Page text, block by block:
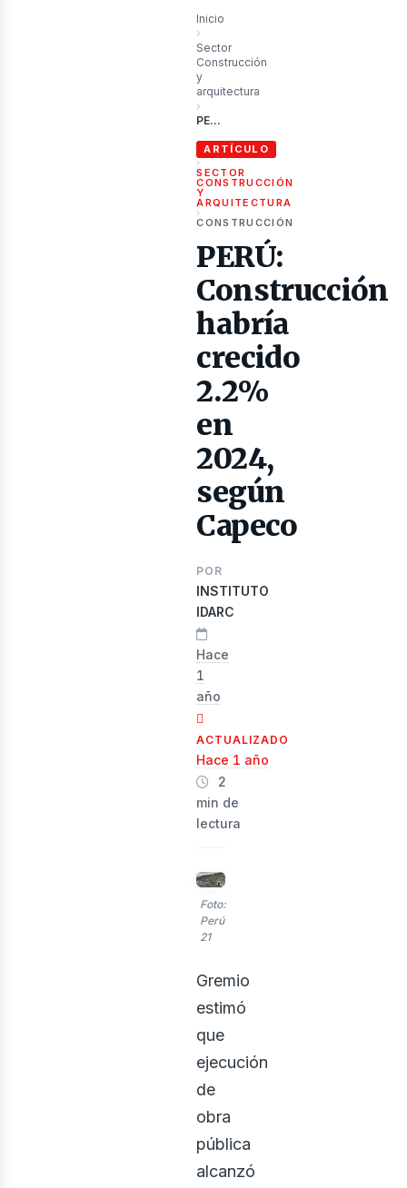
Inicio
›
Sector
Construcción
y
arquitectura
›
PERÚ: Construcción habría crecido 2.2% en 2024, según Capeco
ARTÍCULO
›
SECTOR
CONSTRUCCIÓN
Y
ARQUITECTURA
›
CONSTRUCCIÓN
PERÚ:
Construcción
habría
crecido
2.2%
en
2024,
según
Capeco
POR
INSTITUTO
IDARC
Hace
1
año
ACTUALIZADO
Hace 1 año
2
min de
lectura
Foto:
Perú
21
Gremio
estimó
que
ejecución
de
obra
pública
alcanzó